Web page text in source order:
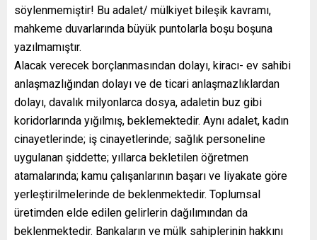
söylenmemiştir! Bu adalet/ mülkiyet bileşik kavramı,
mahkeme duvarlarında büyük puntolarla boşu boşuna
yazılmamıştır.
Alacak verecek borçlanmasından dolayı, kiracı- ev sahibi
anlaşmazlığından dolayı ve de ticari anlaşmazlıklardan
dolayı, davalık milyonlarca dosya, adaletin buz gibi
koridorlarında yığılmış, beklemektedir. Aynı adalet, kadın
cinayetlerinde; iş cinayetlerinde; sağlık personeline
uygulanan şiddette; yıllarca bekletilen öğretmen
atamalarında; kamu çalışanlarının başarı ve liyakate göre
yerleştirilmelerinde de beklenmektedir. Toplumsal
üretimden elde edilen gelirlerin dağılımından da
beklenmektedir. Bankaların ve mülk sahiplerinin hakkını